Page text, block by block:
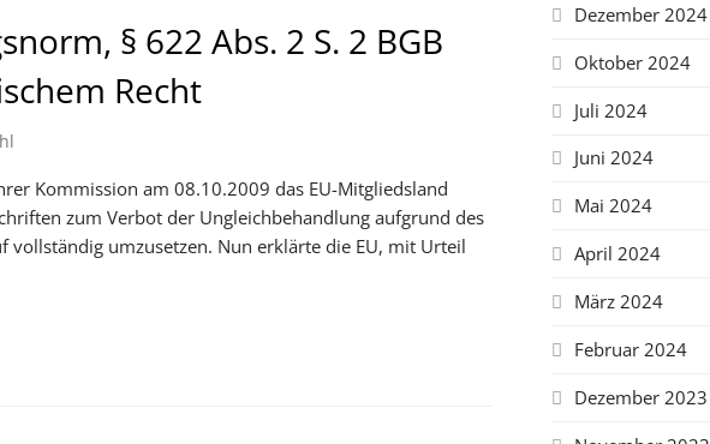
§ 622 Abs. 2 S. 2 BGB
Recht
Kommission am 08.10.2009 das EU-Mitgliedsland
zum Verbot der Ungleichbehandlung aufgrund des
vollständig umzusetzen. Nun erklärte die EU, mit Urteil
Dezember 2024
Oktober 2024
Juli 2024
Juni 2024
Mai 2024
April 2024
März 2024
Februar 2024
Dezember 2023